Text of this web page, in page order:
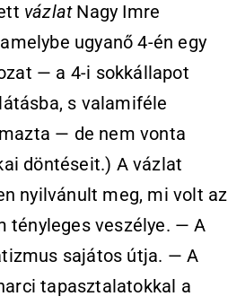
vázlatNagy Imre
ugyanő 4-én egy
— a 4-i sokkállapot
s valamiféle
— de nem vonta
döntéseit.) A vázlat
nyilvánult meg, mi volt az
tényleges veszélye. — A
sajátos útja. — A
tapasztalatokkal a